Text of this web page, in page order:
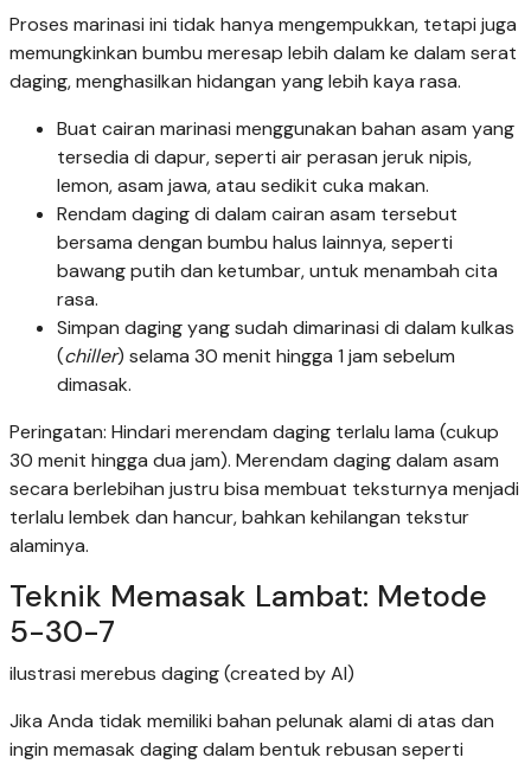
Proses marinasi ini tidak hanya mengempukkan, tetapi juga
memungkinkan bumbu meresap lebih dalam ke dalam serat
daging, menghasilkan hidangan yang lebih kaya rasa.
Buat cairan marinasi menggunakan bahan asam yang
tersedia di dapur, seperti air perasan jeruk nipis,
lemon, asam jawa, atau sedikit cuka makan.
Rendam daging di dalam cairan asam tersebut
bersama dengan bumbu halus lainnya, seperti
bawang putih dan ketumbar, untuk menambah cita
rasa.
Simpan daging yang sudah dimarinasi di dalam kulkas
(chiller) selama 30 menit hingga 1 jam sebelum
dimasak.
Peringatan: Hindari merendam daging terlalu lama (cukup
30 menit hingga dua jam). Merendam daging dalam asam
secara berlebihan justru bisa membuat teksturnya menjadi
terlalu lembek dan hancur, bahkan kehilangan tekstur
alaminya.
Teknik Memasak Lambat: Metode
5-30-7
ilustrasi merebus daging (created by AI)
Jika Anda tidak memiliki bahan pelunak alami di atas dan
ingin memasak daging dalam bentuk rebusan seperti